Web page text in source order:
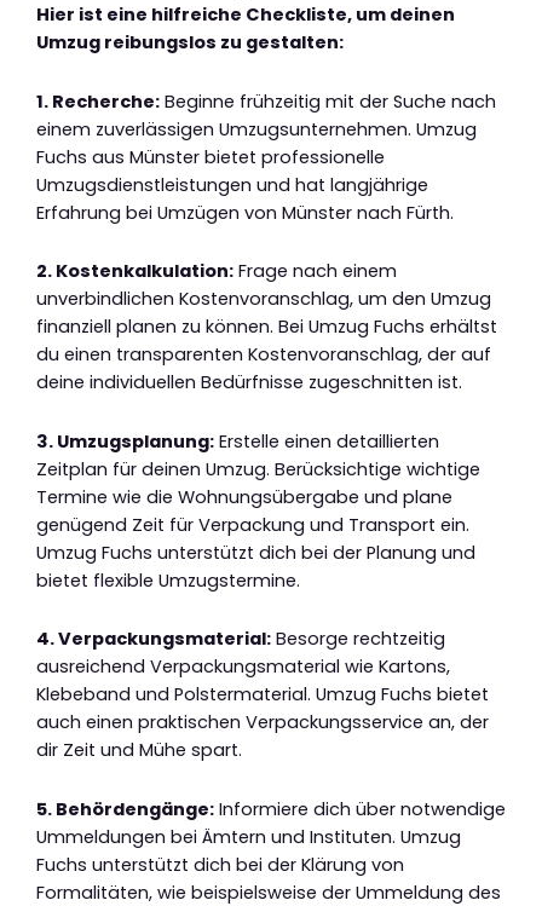
Hier ist eine hilfreiche Checkliste, um deinen
Umzug reibungslos zu gestalten:
1. Recherche: Beginne frühzeitig mit der Suche nach
einem zuverlässigen Umzugsunternehmen. Umzug
Fuchs aus Münster bietet professionelle
Umzugsdienstleistungen und hat langjährige
Erfahrung bei Umzügen von Münster nach Fürth.
2. Kostenkalkulation: Frage nach einem
unverbindlichen Kostenvoranschlag, um den Umzug
finanziell planen zu können. Bei Umzug Fuchs erhältst
du einen transparenten Kostenvoranschlag, der auf
deine individuellen Bedürfnisse zugeschnitten ist.
3. Umzugsplanung: Erstelle einen detaillierten
Zeitplan für deinen Umzug. Berücksichtige wichtige
Termine wie die Wohnungsübergabe und plane
genügend Zeit für Verpackung und Transport ein.
Umzug Fuchs unterstützt dich bei der Planung und
bietet flexible Umzugstermine.
4. Verpackungsmaterial: Besorge rechtzeitig
ausreichend Verpackungsmaterial wie Kartons,
Klebeband und Polstermaterial. Umzug Fuchs bietet
auch einen praktischen Verpackungsservice an, der
dir Zeit und Mühe spart.
5. Behördengänge: Informiere dich über notwendige
Ummeldungen bei Ämtern und Instituten. Umzug
Fuchs unterstützt dich bei der Klärung von
Formalitäten, wie beispielsweise der Ummeldung des